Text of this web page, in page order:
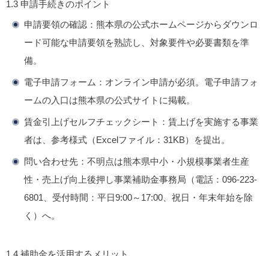
1.3 申請手続きのポイント
申請要領の確認 ：熊本県の公式ホームページからダウンロ
ード可能な申請要領を熟読し、対象要件や必要書類を準
備。
電子申請フォーム ：オンライン申請が必須。電子申請フォ
ームの入口は熊本県の公式サイトに掲載。
賃金引上げセルフチェックシート ：賃上げを実施する事業
者は、参考様式（Excelファイル：31KB）を提出。
問い合わせ先 ：不明点は熊本県中小・小規模事業者生産
性・売上げ向上後押し事業補助金事務局（電話：096-223-
6801、受付時間：平日9:00～17:00、祝日・年末年始を除
く）へ。
1.4 補助金を活用するメリット